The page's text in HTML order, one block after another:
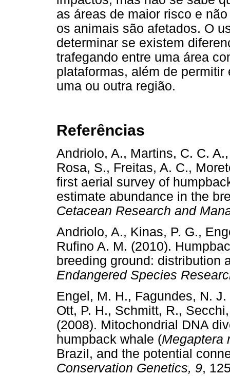
as áreas de maior risco e
os animais são afetados. O
determinar se existem
trafegando entre uma área
plataformas, além de
uma ou outra região.
Referências
Andriolo, A., Martins, C. C.
Rosa, S., Freitas, A. C.,
first aerial survey of
estimate abundance in the
Cetacean Research and
Andriolo, A., Kinas, P. G.,
Rufino A. M. (2010).
breeding ground: distribution
Endangered Species
Engel, M. H., Fagundes, N.
Ott, P. H., Schmitt, R.,
(2008). Mitochondrial DNA
humpback whale (Megaptera
Brazil, and the potential
Conservation Genetics, 9,